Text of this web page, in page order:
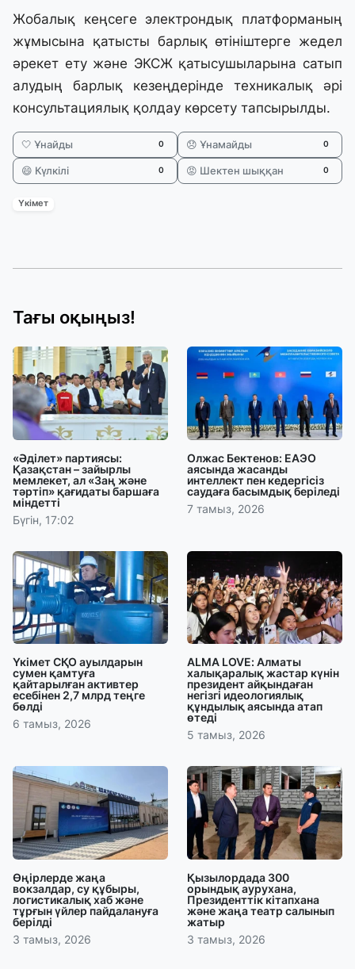
Жобалық кеңсеге электрондық платформаның
жұмысына қатысты барлық өтініштерге жедел
әрекет ету және ЭКСЖ қатысушыларына сатып
алудың барлық кезеңдерінде техникалық әрі
консультациялық қолдау көрсету тапсырылды.
🤍 Ұнайды 0 😞 Ұнамайды 0
😄 Күлкілі 0 😡 Шектен шыққан 0
Үкімет
Тағы оқыңыз!
«Әділет» партиясы:
Қазақстан – зайырлы
мемлекет, ал «Заң және
тәртіп» қағидаты баршаға
міндетті
Бүгін, 17:02
Олжас Бектенов: ЕАЭО
аясында жасанды
интеллект пен кедергісіз
саудаға басымдық беріледі
7 тамыз, 2026
Үкімет СҚО ауылдарын
сумен қамтуға
қайтарылған активтер
есебінен 2,7 млрд теңге
бөлді
6 тамыз, 2026
ALMA LOVE: Алматы
халықаралық жастар күнін
президент айқындаған
негізгі идеологиялық
құндылық аясында атап
өтеді
5 тамыз, 2026
Өңірлерде жаңа
вокзалдар, су құбыры,
логистикалық хаб және
тұрғын үйлер пайдалануға
берілді
3 тамыз, 2026
Қызылордада 300
орындық аурухана,
Президенттік кітапхана
және жаңа театр салынып
жатыр
3 тамыз, 2026